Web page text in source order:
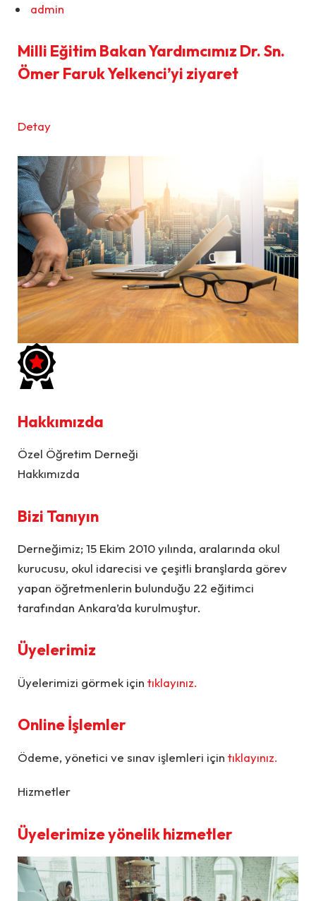
admin
Milli Eğitim Bakan Yardımcımız Dr. Sn.
Ömer Faruk Yelkenci’yi ziyaret
Detay
Hakkımızda
Özel Öğretim Derneği
Hakkımızda
Bizi Tanıyın
Derneğimiz; 15 Ekim 2010 yılında, aralarında okul
kurucusu, okul idarecisi ve çeşitli branşlarda görev
yapan öğretmenlerin bulunduğu 22 eğitimci
tarafından Ankara’da kurulmuştur.
Üyelerimiz
Üyelerimizi görmek için tıklayınız.
Online İşlemler
Ödeme, yönetici ve sınav işlemleri için tıklayınız.
Hizmetler
Üyelerimize yönelik hizmetler